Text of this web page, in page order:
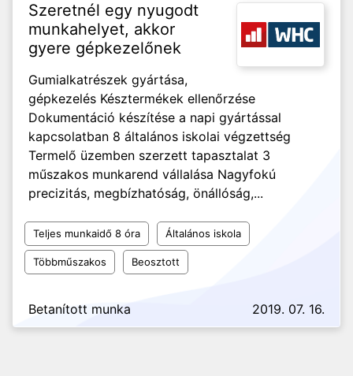
Szeretnél egy nyugodt
munkahelyet, akkor
gyere gépkezelőnek
Gumialkatrészek gyártása,
gépkezelés Késztermékek ellenőrzése
Dokumentáció készítése a napi gyártással
kapcsolatban 8 általános iskolai végzettség
Termelő üzemben szerzett tapasztalat 3
műszakos munkarend vállalása Nagyfokú
precizitás, megbízhatóság, önállóság,...
Teljes munkaidő 8 óra Általános iskola
Többműszakos Beosztott
Betanított munka 2019. 07. 16.